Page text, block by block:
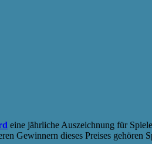
eine jährliche Auszeichnung für
Gewinnern dieses Preises